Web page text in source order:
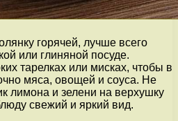
горячей, лучше всего
или глиняной посуде.
тарелках или мисках, чтобы в
мяса, овощей и соуса. Не
лимона и зелени на верхушку
свежий и яркий вид.